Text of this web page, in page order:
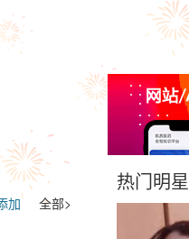
全部>
加
热门明星